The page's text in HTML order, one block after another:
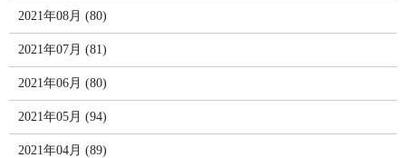
2021年08月 (80)
2021年07月 (81)
2021年06月 (80)
2021年05月 (94)
2021年04月 (89)